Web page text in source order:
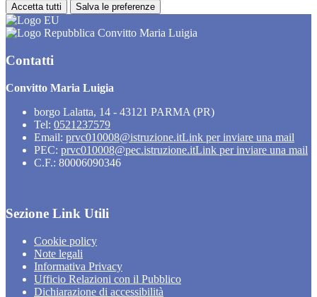
Accetta tutti Salva le preferenze
Convitto Maria Luigia
Contatti
Convitto Maria Luigia
borgo Lalatta, 14 - 43121 PARMA (PR)
Tel: 0521237579
Email: prvc010008@istruzione.itLink per inviare una mail
PEC: prvc010008@pec.istruzione.itLink per inviare una mail
C.F.: 80006090346
Sezione Link Utili
Cookie policy
Note legali
Informativa Privacy
Ufficio Relazioni con il Pubblico
Dichiarazione di accessibilità